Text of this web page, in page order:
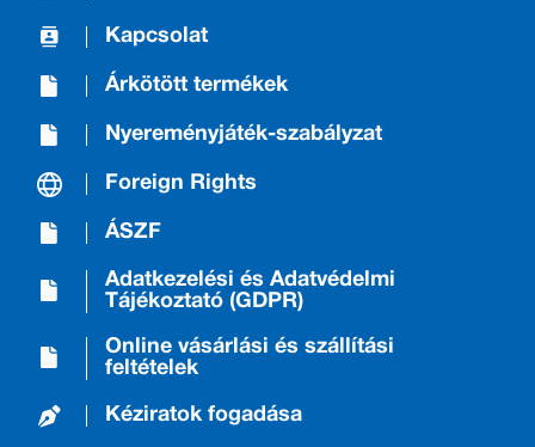
Kapcsolat
Árkötött termékek
Nyereményjáték-szabályzat
Foreign Rights
ÁSZF
Adatkezelési és Adatvédelmi
Tájékoztató (GDPR)
Online vásárlási és szállítási
feltételek
Kéziratok fogadása